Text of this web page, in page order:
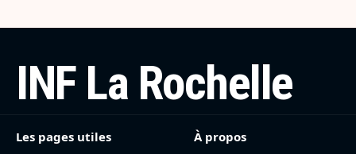
INF La Rochelle
Les pages utiles À propos